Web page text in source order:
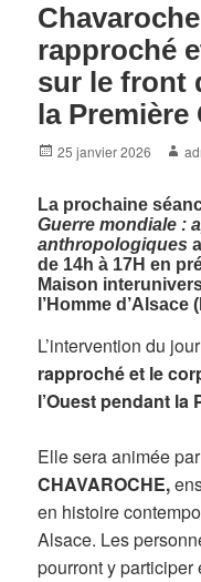
rapproché
sur le front
la Première
Posted
25 janvier 2026
La prochaine
Guerre mondiale :
anthropologiques
de 14h à 17H en
Maison
l’Homme d’Alsace
L’intervention du
rapproché et le
l’Ouest pendant la
Elle sera animée par
CHAVAROCHE,
en histoire
Alsace. Les
pourront y